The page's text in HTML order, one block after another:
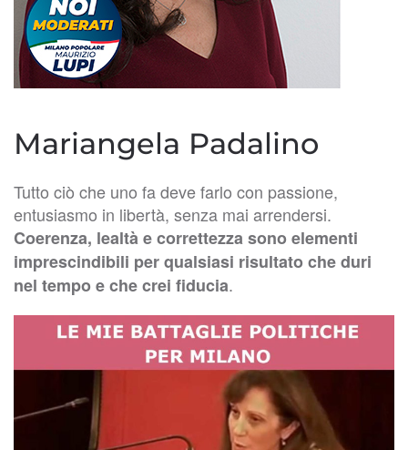
Mariangela Padalino
Tutto ciò che uno fa deve farlo con passione,
entusiasmo in libertà, senza mai arrendersi.
Coerenza, lealtà e correttezza sono elementi
imprescindibili per qualsiasi risultato che duri
nel tempo e che crei fiducia.